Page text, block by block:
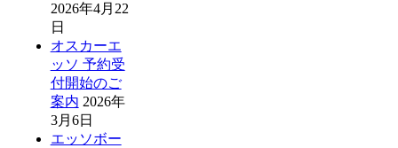
2026年4月22
日
オスカーエ
ッソ 予約受
付開始のご
案内 2026年
3月6日
エッソボー